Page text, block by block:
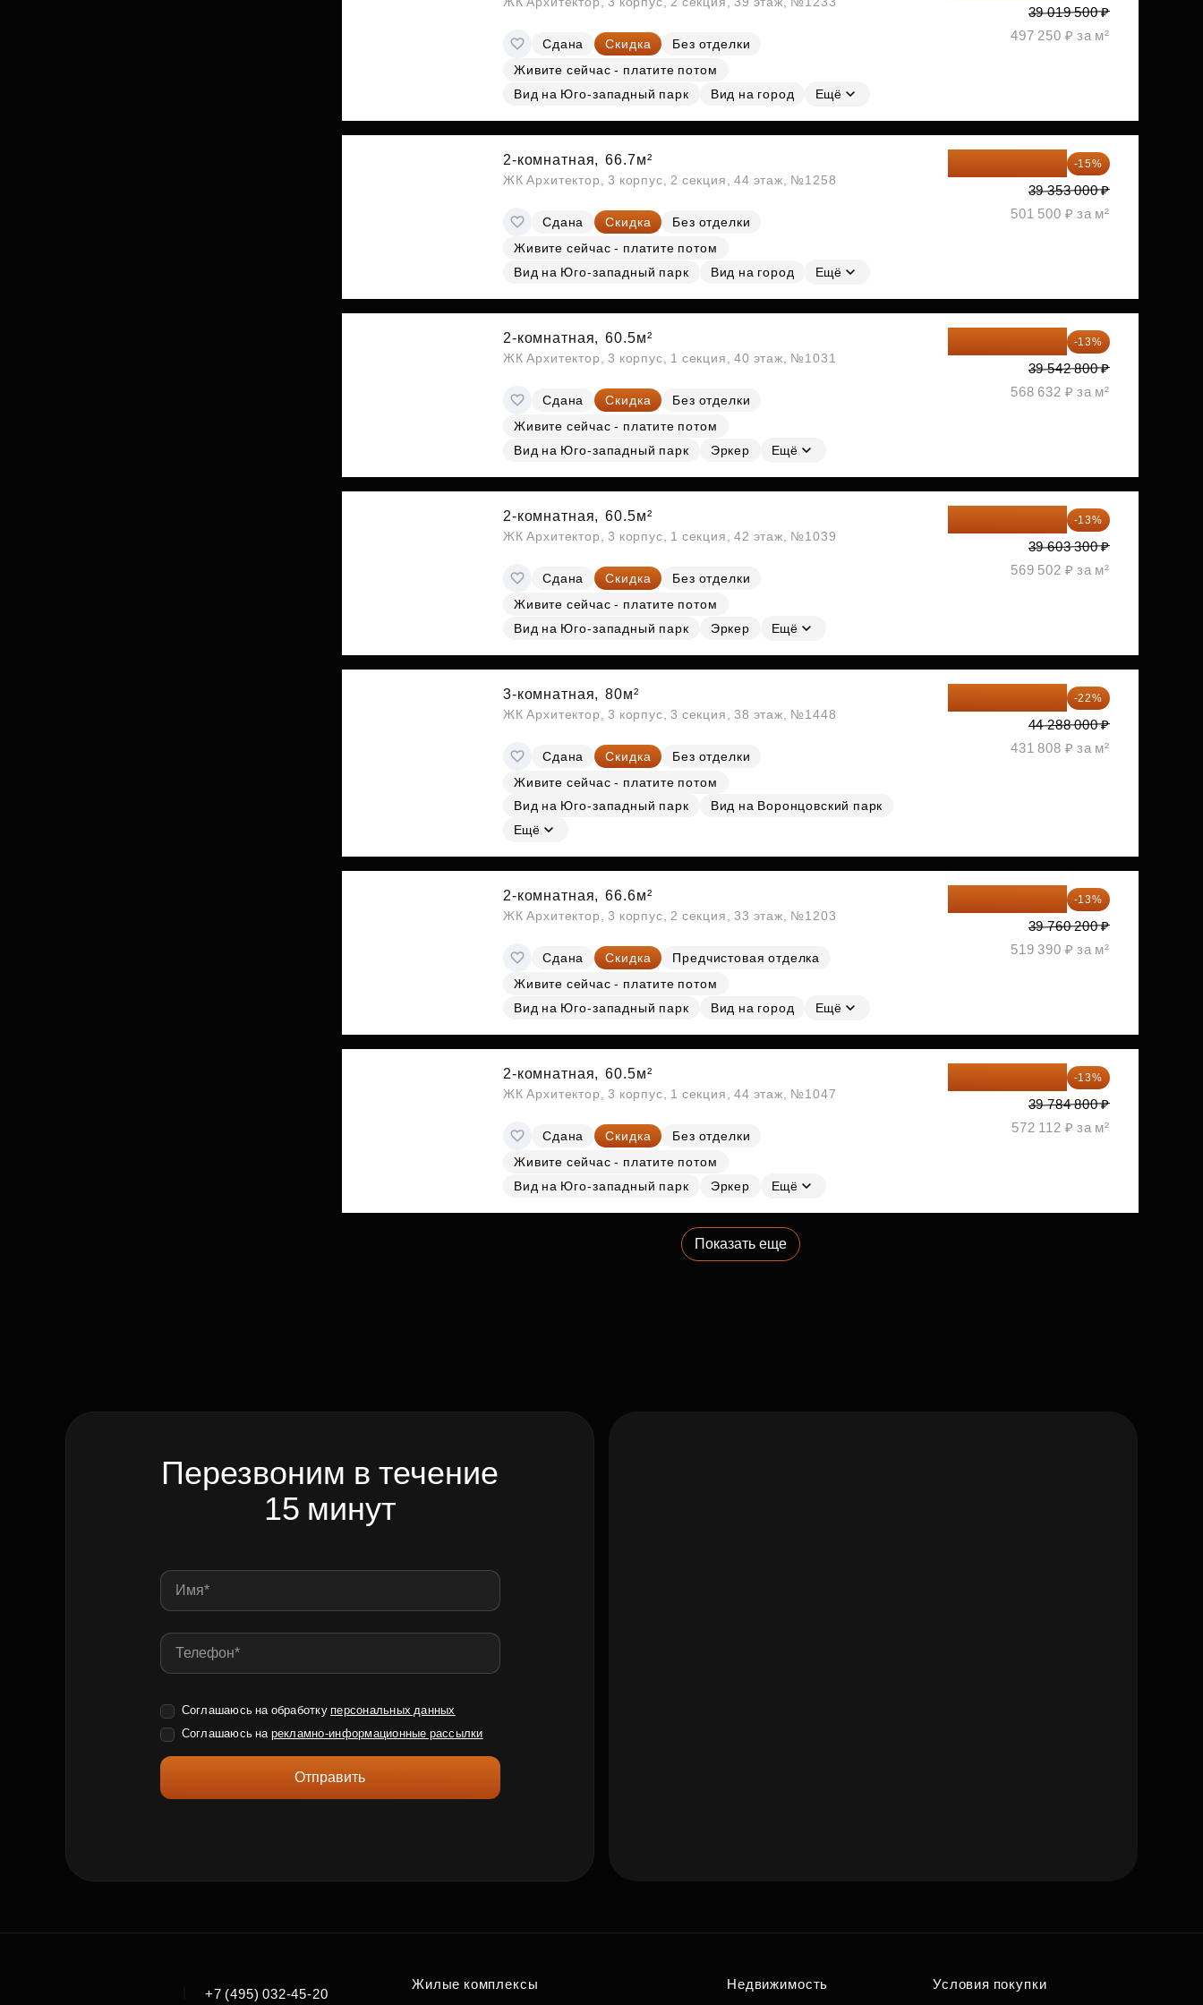
Сдана Скидка
Без отделки
Живите сейчас - платите потом
Вид на Юго-западный парк
Вид на город Ещё
39 019 500 ₽
497 250 ₽ за м²
2-комнатная, 66.7м²
ЖК Архитектор, 3 корпус, 2 секция, 44 этаж, №1258
Сдана Скидка
Без отделки
Живите сейчас - платите потом
Вид на Юго-западный парк
Вид на город Ещё
-15%
39 353 000 ₽
501 500 ₽ за м²
2-комнатная, 60.5м²
ЖК Архитектор, 3 корпус, 1 секция, 40 этаж, №1031
Сдана Скидка
Без отделки
Живите сейчас - платите потом
Вид на Юго-западный парк
Эркер Ещё
-13%
39 542 800 ₽
568 632 ₽ за м²
2-комнатная, 60.5м²
ЖК Архитектор, 3 корпус, 1 секция, 42 этаж, №1039
Сдана Скидка
Без отделки
Живите сейчас - платите потом
Вид на Юго-западный парк
Эркер Ещё
-13%
39 603 300 ₽
569 502 ₽ за м²
3-комнатная, 80м²
ЖК Архитектор, 3 корпус, 3 секция, 38 этаж, №1448
Сдана Скидка
Без отделки
Живите сейчас - платите потом
Вид на Юго-западный парк
Вид на Воронцовский парк
Ещё
-22%
44 288 000 ₽
431 808 ₽ за м²
2-комнатная, 66.6м²
ЖК Архитектор, 3 корпус, 2 секция, 33 этаж, №1203
Сдана Скидка
Предчистовая отделка
Живите сейчас - платите потом
Вид на Юго-западный парк
Вид на город Ещё
-13%
39 760 200 ₽
519 390 ₽ за м²
2-комнатная, 60.5м²
ЖК Архитектор, 3 корпус, 1 секция, 44 этаж, №1047
Сдана Скидка
Без отделки
Живите сейчас - платите потом
Вид на Юго-западный парк
Эркер Ещё
-13%
39 784 800 ₽
572 112 ₽ за м²
Показать еще
Перезвоним в течение
15 минут
Соглашаюсь на обработку персональных данных
Соглашаюсь на рекламно-информационные рассылки
Отправить
+7 (495) 032-45-20
Жилые комплексы
Недвижимость
Условия покупки